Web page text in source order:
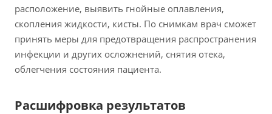
расположение, выявить гнойные оплавления,
скопления жидкости, кисты. По снимкам врач сможет
принять меры для предотвращения распространения
инфекции и других осложнений, снятия отека,
облегчения состояния пациента.
Расшифровка результатов